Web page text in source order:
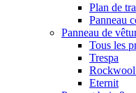
Plan de
Panneau
Panneau de
Tous les
Trespa
Eternit